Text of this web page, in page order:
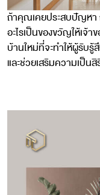
ถ้าคุณเคยประสบปัญหา
อะไรเป็นของขวัญให้เจ้
บ้านใหม่ที่จะทำให้ผู้รับ
และช่วยเสริมความเป็น